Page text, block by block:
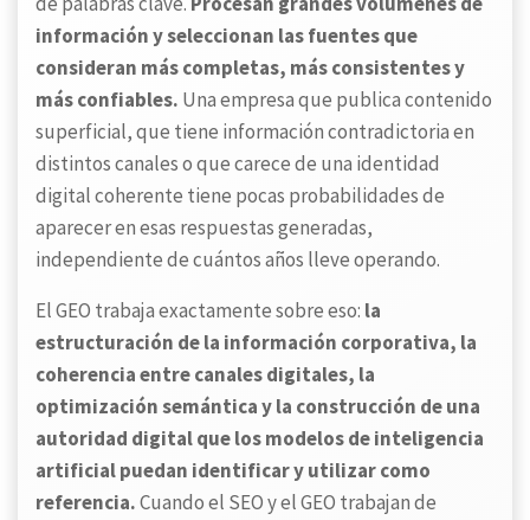
información y seleccionan las fuentes que
consideran más completas, más consistentes y
más confiables. Una empresa que publica contenido
superficial, que tiene información contradictoria en
distintos canales o que carece de una identidad
digital coherente tiene pocas probabilidades de
aparecer en esas respuestas generadas,
independiente de cuántos años lleve operando.
El GEO trabaja exactamente sobre eso: la
estructuración de la información corporativa, la
coherencia entre canales digitales, la
optimización semántica y la construcción de una
autoridad digital que los modelos de inteligencia
artificial puedan identificar y utilizar como
referencia.Cuando el SEO y el GEO trabajan de